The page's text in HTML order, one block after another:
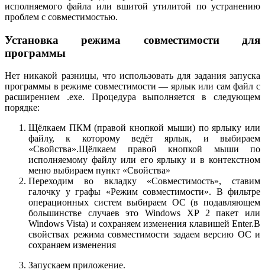
исполняемого файла или вшитой утилитой по устранению
проблем с совместимостью.
Установка режима совместимости для
программы
Нет никакой разницы, что использовать для задания запуска
программы в режиме совместимости — ярлык или сам файл с
расширением .exe. Процедура выполняется в следующем
порядке:
Щёлкаем ПКМ (правой кнопкой мыши) по ярлыку или
файлу, к которому ведёт ярлык, и выбираем
«Свойства».Щёлкаем правой кнопкой мыши по
исполняемому файлу или его ярлыку и в контекстном
меню выбираем пункт «Свойства»
Переходим во вкладку «Совместимость», ставим
галочку у графы «Режим совместимости». В фильтре
операционных систем выбираем ОС (в подавляющем
большинстве случаев это Windows XP 2 пакет или
Windows Vista) и сохраняем изменения клавишей Enter.В
свойствах режима совместимости задаем версию ОС и
сохраняем изменения
Запускаем приложение.